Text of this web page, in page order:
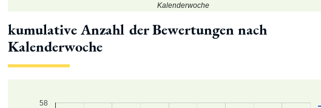
Kalenderwoche
kumulative Anzahl der Bewertungen nach
Kalenderwoche
58